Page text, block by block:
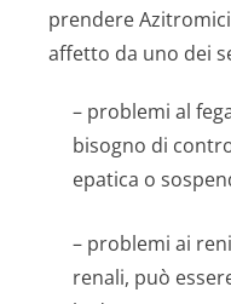
prendere
affetto da uno dei
– problemi al
bisogno di
epatica o
– problemi ai
renali, può